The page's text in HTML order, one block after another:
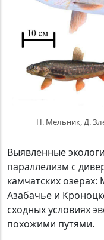
Н. Мельник, Д.
Выявленные
параллелизм с
камчатских
Азабачье и
сходных условиях
похожими путями.